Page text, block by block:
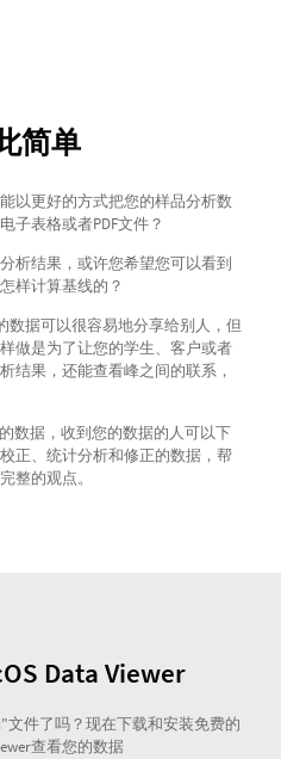
简单
以更好的方式把您的样品分析数
子表格或者PDF文件？
析结果，或许您希望您可以看到
样计算基线的？
数据可以很容易地分享给别人，但
做是为了让您的学生、客户或者
结果，还能查看峰之间的联系，
数据，收到您的数据的人可以下
正、统计分析和修正的数据，帮
整的观点。
Data Viewer
件了吗？现在下载和安装免费的
查看您的数据